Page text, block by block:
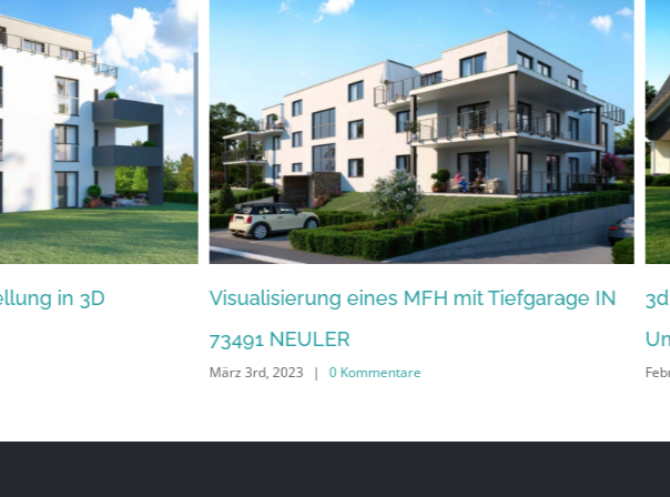
in 3D
Visualisierung eines MFH mit Tiefgarage IN
73491 NEULER
März 3rd, 2023 | 0 Kommentare